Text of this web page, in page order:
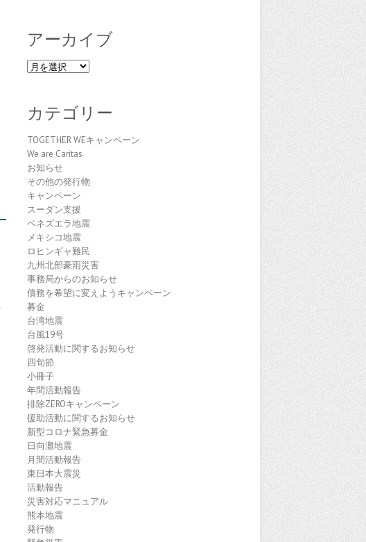
アーカイブ
ア
イ
ブ
カテゴリー
TOGETHER WEキャンペーン
We are Caritas
お知らせ
その他の発行物
キャンペーン
スーダン支援
ベネズエラ地震
メキシコ地震
ロヒンギャ難民
九州北部豪雨災害
事務局からのお知らせ
債務を希望に変えようキャンペーン
募金
台湾地震
台風19号
啓発活動に関するお知らせ
四旬節
小冊子
年間活動報告
排除ZEROキャンペーン
援助活動に関するお知らせ
新型コロナ緊急募金
日向灘地震
月間活動報告
東日本大震災
活動報告
災害対応マニュアル
熊本地震
発行物